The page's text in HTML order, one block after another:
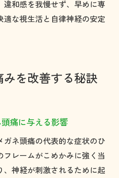
和感を我慢せず、早めに専
な視生活と自律神経の安定
を改善する秘訣
痛に与える影響
ガネ頭痛の代表的な症状のひ
フレームがこめかみに強く当
神経が刺激されるために起